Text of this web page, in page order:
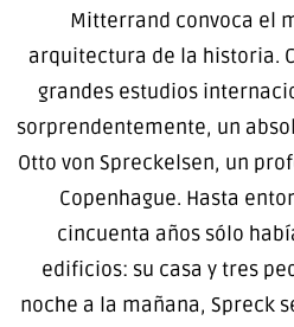
Mitterrand convoca el
arquitectura de la historia.
grandes estudios
sorprendentemente, un
Otto von Spreckelsen, un
Copenhague. Hasta
cincuenta años sólo
edificios: su casa y tres
noche a la mañana, Spreck